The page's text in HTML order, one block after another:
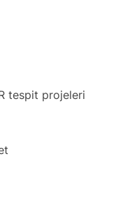
tespit projeleri